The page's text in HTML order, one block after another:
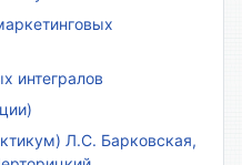
интегралов
Л.С. Барковская,